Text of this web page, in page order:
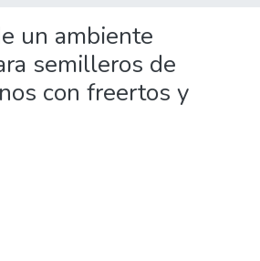
un ambiente
semilleros de
con freertos y